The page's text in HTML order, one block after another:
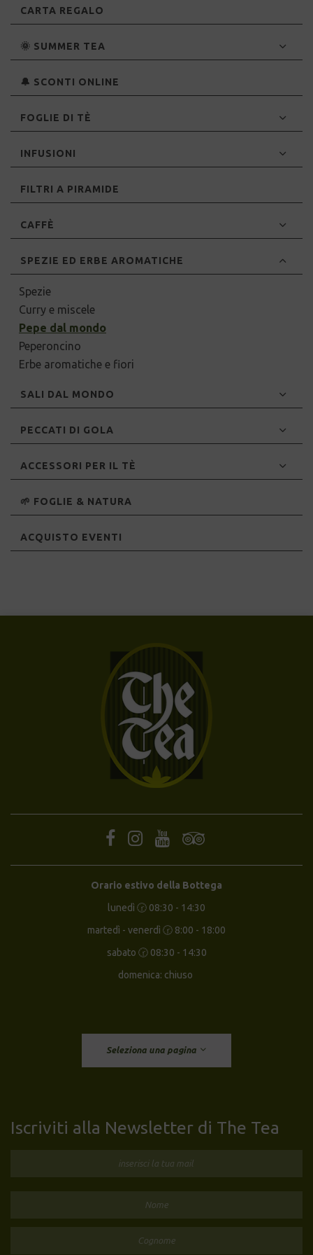
CARTA REGALO
🌞 SUMMER TEA
🔔 SCONTI ONLINE
FOGLIE DI TÈ
INFUSIONI
FILTRI A PIRAMIDE
CAFFÈ
SPEZIE ED ERBE AROMATICHE
Spezie
Curry e miscele
Pepe dal mondo
Peperoncino
Erbe aromatiche e fiori
SALI DAL MONDO
PECCATI DI GOLA
ACCESSORI PER IL TÈ
🌱 FOGLIE & NATURA
ACQUISTO EVENTI
Orario estivo della Bottega
lunedì 🕝 08:30 - 14:30
martedì - venerdì 🕝 8:00 - 18:00
sabato 🕝 08:30 - 14:30
domenica: chiuso
Seleziona una pagina
Iscriviti alla Newsletter di The Tea